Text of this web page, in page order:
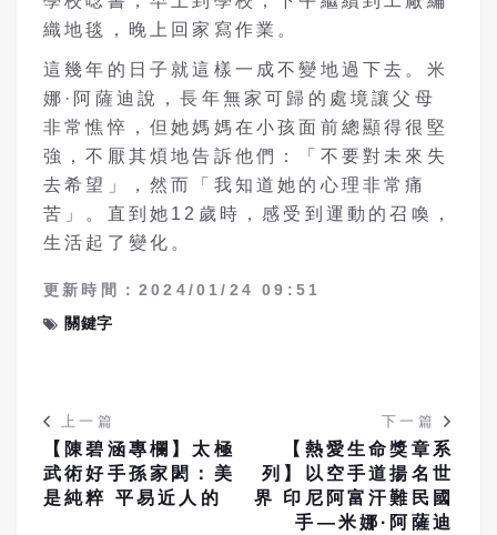
織地毯，晚上回家寫作業。
這幾年的日子就這樣一成不變地過下去。米
娜·阿薩迪說，長年無家可歸的處境讓父母
非常憔悴，但她媽媽在小孩面前總顯得很堅
強，不厭其煩地告訴他們：「不要對未來失
去希望」，然而「我知道她的心理非常痛
苦」。直到她12歲時，感受到運動的召喚，
生活起了變化。
更新時間：2024/01/24 09:51
關鍵字
上一篇
【陳碧涵專欄】太極
武術好手孫家閎：美
是純粹 平易近人的
下一篇
【熱愛生命獎章系
列】以空手道揚名世
界 印尼阿富汗難民國
手—米娜·阿薩迪